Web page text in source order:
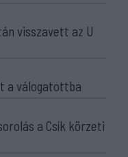
visszavett az U
a válogatottba
a Csík körzeti